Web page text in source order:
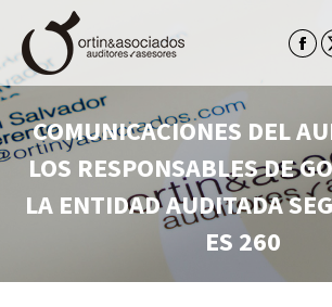
in
new
COMUNICACIONES DEL
LOS RESPONSABLES DE
LA ENTIDAD AUDITADA
ES 260